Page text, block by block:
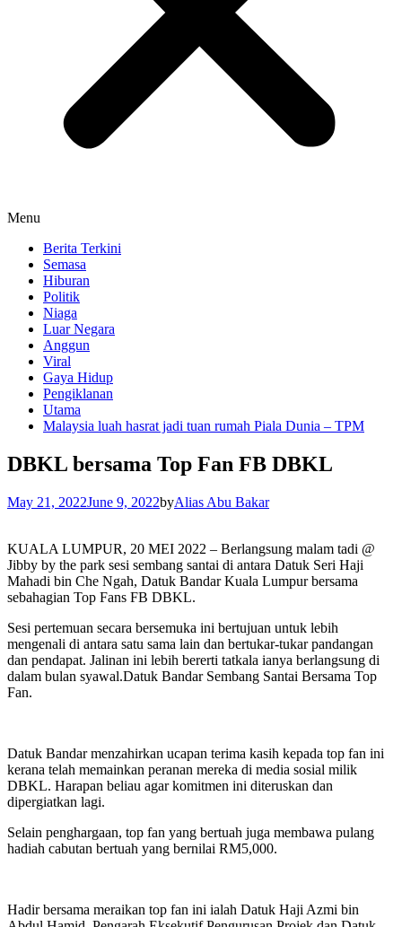
Menu
Berita Terkini
Semasa
Hiburan
Politik
Niaga
Luar Negara
Anggun
Viral
Gaya Hidup
Pengiklanan
Utama
Malaysia luah hasrat jadi tuan rumah Piala Dunia – TPM
DBKL bersama Top Fan FB DBKL
May 21, 2022June 9, 2022byAlias Abu Bakar
KUALA LUMPUR, 20 MEI 2022 – Berlangsung malam tadi @
Jibby by the park sesi sembang santai di antara Datuk Seri Haji
Mahadi bin Che Ngah, Datuk Bandar Kuala Lumpur bersama
sebahagian Top Fans FB DBKL.
Sesi pertemuan secara bersemuka ini bertujuan untuk lebih
mengenali di antara satu sama lain dan bertukar-tukar pandangan
dan pendapat. Jalinan ini lebih bererti tatkala ianya berlangsung di
dalam bulan syawal.Datuk Bandar Sembang Santai Bersama Top
Fan.
Datuk Bandar menzahirkan ucapan terima kasih kepada top fan ini
kerana telah memainkan peranan mereka di media sosial milik
DBKL. Harapan beliau agar komitmen ini diteruskan dan
dipergiatkan lagi.
Selain penghargaan, top fan yang bertuah juga membawa pulang
hadiah cabutan bertuah yang bernilai RM5,000.
Hadir bersama meraikan top fan ini ialah Datuk Haji Azmi bin